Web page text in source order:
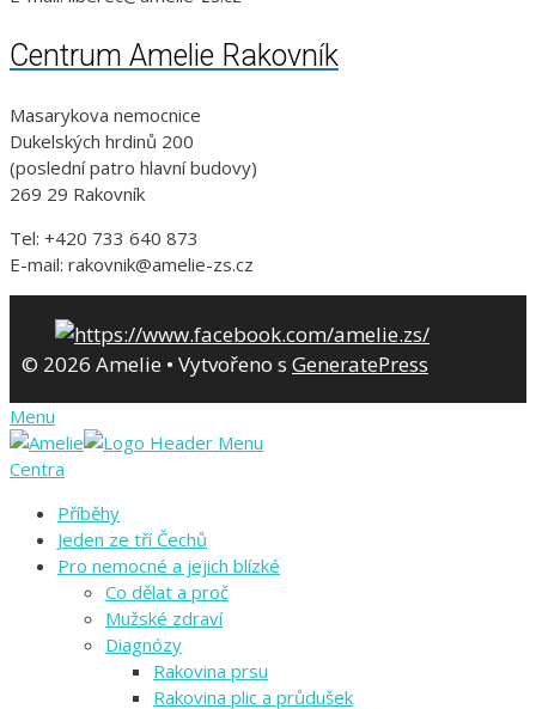
Centrum Amelie Rakovník
Masarykova nemocnice
Dukelských hrdinů 200
(poslední patro hlavní budovy)
269 29 Rakovník
Tel: +420 733 640 873
E-mail: rakovnik@amelie-zs.cz
© 2026 Amelie • Vytvořeno s GeneratePress
Menu
Centra
Příběhy
Jeden ze tří Čechů
Pro nemocné a jejich blízké
Co dělat a proč
Mužské zdraví
Diagnózy
Rakovina prsu
Rakovina plic a průdušek